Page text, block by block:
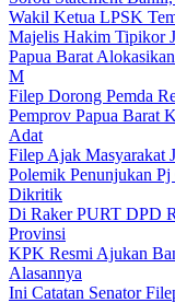
Wakil Ketua LPSK
Majelis Hakim Tipikor
Papua Barat
M
Filep Dorong Pemda
Pemprov Papua Barat
Adat
Filep Ajak Masyarakat
Polemik Penunjukan Pj
Dikritik
Di Raker PURT DPD
Provinsi
KPK Resmi Ajukan
Alasannya
Ini Catatan Senator